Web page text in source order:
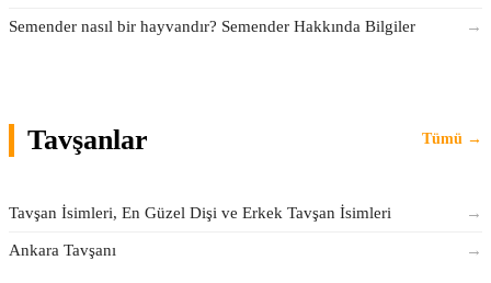
Semender nasıl bir hayvandır? Semender Hakkında Bilgiler →
Tavşanlar Tümü →
Tavşan İsimleri, En Güzel Dişi ve Erkek Tavşan İsimleri →
Ankara Tavşanı →